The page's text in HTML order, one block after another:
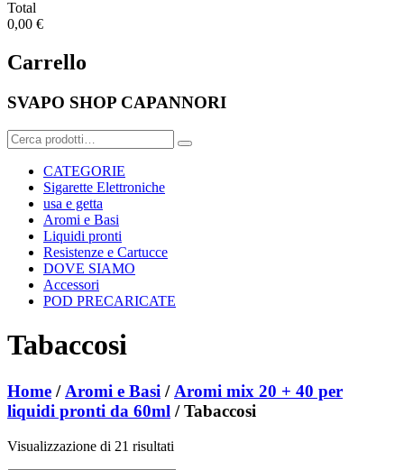
Total
0,00 €
Carrello
SVAPO SHOP CAPANNORI
Cerca:
CATEGORIE
Sigarette Elettroniche
usa e getta
Aromi e Basi
Liquidi pronti
Resistenze e Cartucce
DOVE SIAMO
Accessori
POD PRECARICATE
Tabaccosi
Home / Aromi e Basi / Aromi mix 20 + 40 per
liquidi pronti da 60ml / Tabaccosi
Visualizzazione di 21 risultati